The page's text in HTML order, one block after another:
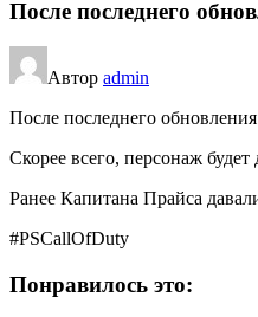
После последнего
Автор admin
После последнего
Скорее всего, персонаж
Ранее Капитана Прайса
#PSCallOfDuty
Понравилось это: